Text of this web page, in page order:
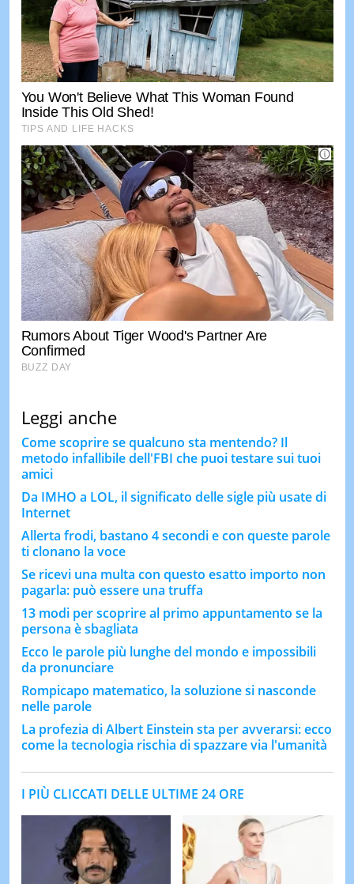
Leggi anche
Come scoprire se qualcuno sta mentendo? Il
metodo infallibile dell'FBI che puoi testare sui tuoi
amici
Da IMHO a LOL, il significato delle sigle più usate di
Internet
Allerta frodi, bastano 4 secondi e con queste parole
ti clonano la voce
Se ricevi una multa con questo esatto importo non
pagarla: può essere una truffa
13 modi per scoprire al primo appuntamento se la
persona è sbagliata
Ecco le parole più lunghe del mondo e impossibili
da pronunciare
Rompicapo matematico, la soluzione si nasconde
nelle parole
La profezia di Albert Einstein sta per avverarsi: ecco
come la tecnologia rischia di spazzare via l'umanità
I PIÙ CLICCATI DELLE ULTIME 24 ORE